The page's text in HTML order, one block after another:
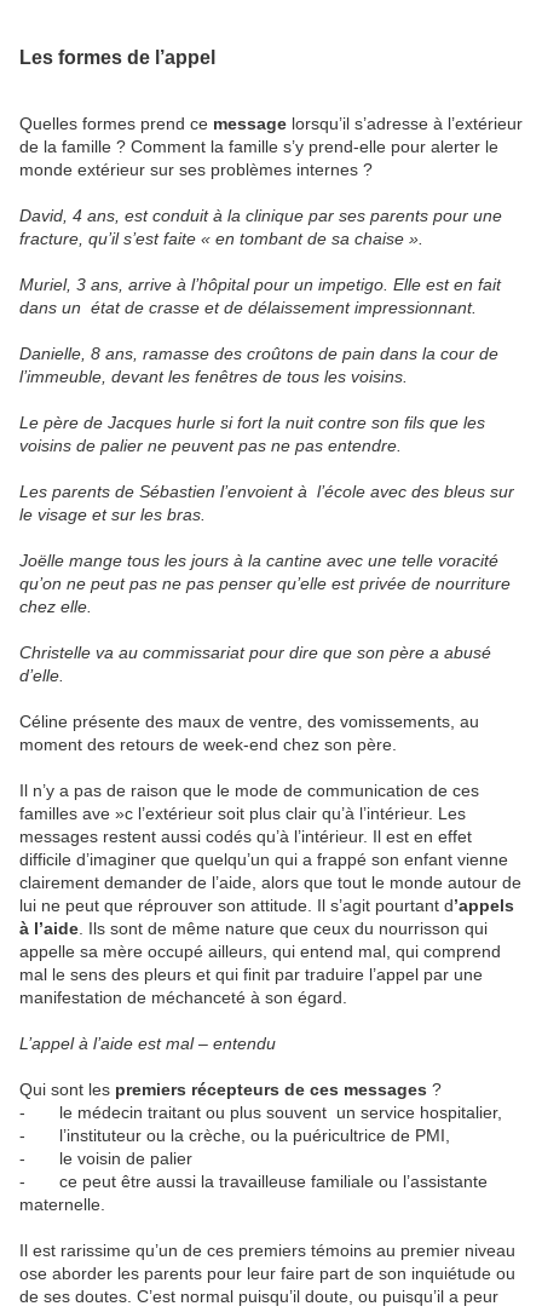
Les formes de l’appel
Quelles formes prend ce message lorsqu’il s’adresse à l’extérieur
de la famille ? Comment la famille s’y prend-elle pour alerter le
monde extérieur sur ses problèmes internes ?
David, 4 ans, est conduit à la clinique par ses parents pour une
fracture, qu’il s’est faite « en tombant de sa chaise ».
Muriel, 3 ans, arrive à l’hôpital pour un impetigo. Elle est en fait
dans un état de crasse et de délaissement impressionnant.
Danielle, 8 ans, ramasse des croûtons de pain dans la cour de
l’immeuble, devant les fenêtres de tous les voisins.
Le père de Jacques hurle si fort la nuit contre son fils que les
voisins de palier ne peuvent pas ne pas entendre.
Les parents de Sébastien l’envoient à l’école avec des bleus sur
le visage et sur les bras.
Joëlle mange tous les jours à la cantine avec une telle voracité
qu’on ne peut pas ne pas penser qu’elle est privée de nourriture
chez elle.
Christelle va au commissariat pour dire que son père a abusé
d’elle.
Céline présente des maux de ventre, des vomissements, au
moment des retours de week-end chez son père.
Il n’y a pas de raison que le mode de communication de ces
familles ave »c l’extérieur soit plus clair qu’à l’intérieur. Les
messages restent aussi codés qu’à l’intérieur. Il est en effet
difficile d’imaginer que quelqu’un qui a frappé son enfant vienne
clairement demander de l’aide, alors que tout le monde autour de
lui ne peut que réprouver son attitude. Il s’agit pourtant d’appels
à l’aide . Ils sont de même nature que ceux du nourrisson qui
appelle sa mère occupé ailleurs, qui entend mal, qui comprend
mal le sens des pleurs et qui finit par traduire l’appel par une
manifestation de méchanceté à son égard.
L’appel à l’aide est mal – entendu
Qui sont les premiers récepteurs de ces messages ?
- le médecin traitant ou plus souvent un service hospitalier,
- l’instituteur ou la crèche, ou la puéricultrice de PMI,
- le voisin de palier
- ce peut être aussi la travailleuse familiale ou l’assistante
maternelle.
Il est rarissime qu’un de ces premiers témoins au premier niveau
ose aborder les parents pour leur faire part de son inquiétude ou
de ses doutes. C’est normal puisqu’il doute, ou puisqu’il a peur